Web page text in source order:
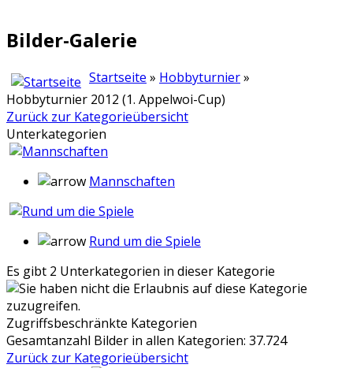
Bilder-Galerie
Startseite » Hobbyturnier»
Hobbyturnier 2012 (1. Appelwoi-Cup)
Zurück zur Kategorieübersicht
Unterkategorien
Mannschaften
Rund um die Spiele
Es gibt 2 Unterkategorien in dieser Kategorie
Zugriffsbeschränkte Kategorien
Gesamtanzahl Bilder in allen Kategorien: 37.724
Zurück zur Kategorieübersicht